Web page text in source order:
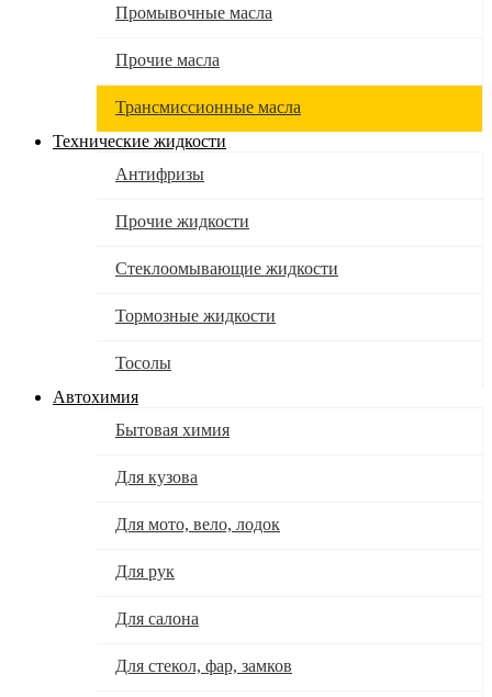
Промывочные масла
Прочие масла
Трансмиссионные масла
Технические жидкости
Антифризы
Прочие жидкости
Стеклоомывающие жидкости
Тормозные жидкости
Тосолы
Автохимия
Бытовая химия
Для кузова
Для мото, вело, лодок
Для рук
Для салона
Для стекол, фар, замков